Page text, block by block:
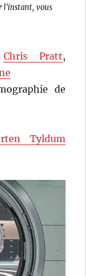
l'instant, vous
Chris Pratt,
de
Tyldum